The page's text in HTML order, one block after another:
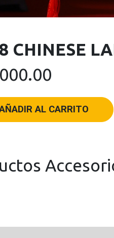
CHINESE
AL CARRITO